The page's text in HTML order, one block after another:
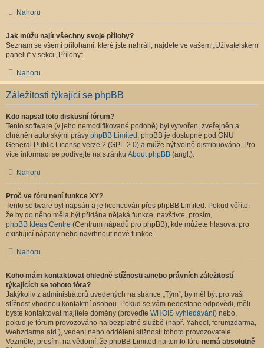
Nahoru
Jak můžu najít všechny svoje přílohy?
Seznam se všemi přílohami, které jste nahráli, najdete ve vašem „Uživatelském
panelu“ v sekci „Přílohy“.
Nahoru
Záležitosti týkající se phpBB
Kdo napsal toto diskusní fórum?
Tento software (v jeho nemodifikované podobě) byl vytvořen, zveřejněn a
chráněn autorskými právy phpBB Limited . phpBB je dostupné pod GNU
General Public License verze 2 (GPL-2.0) a může být volně distribuováno. Pro
více informací se podívejte na stránku About phpBB (angl.).
Nahoru
Proč ve fóru není funkce XY?
Tento software byl napsán a je licencován přes phpBB Limited. Pokud věříte,
že by do něho měla být přidána nějaká funkce, navštivte, prosím,
phpBB Ideas Centre (Centrum nápadů pro phpBB), kde můžete hlasovat pro
existující nápady nebo navrhnout nové funkce.
Nahoru
Koho mám kontaktovat ohledně stížnosti a/nebo právních záležitostí
týkajících se tohoto fóra?
Jakýkoliv z administrátorů uvedených na stránce „Tým“, by měl být pro vaši
stížnost vhodnou kontaktní osobou. Pokud se vám nedostane odpovědi, měli
byste kontaktovat majitele domény (proveďte WHOIS vyhledávání) nebo,
pokud je fórum provozováno na bezplatné službě (např. Yahoo!, forumzdarma,
Webzdarma atd.), vedení nebo oddělení stížností tohoto provozovatele.
Vezměte, prosím, na vědomí, že phpBB Limited na tomto fóru nemá absolutně